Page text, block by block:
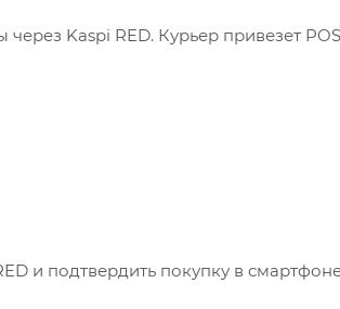
Kaspi RED. Курьер привезет
и подтвердить покупку в